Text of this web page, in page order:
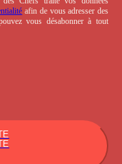
afin de vous adresser des
vous désabonner à tout